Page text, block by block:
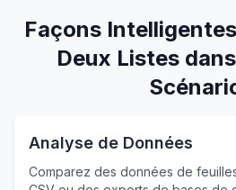
Façons
Deux Listes
Analyse de Données
Comparez des données de